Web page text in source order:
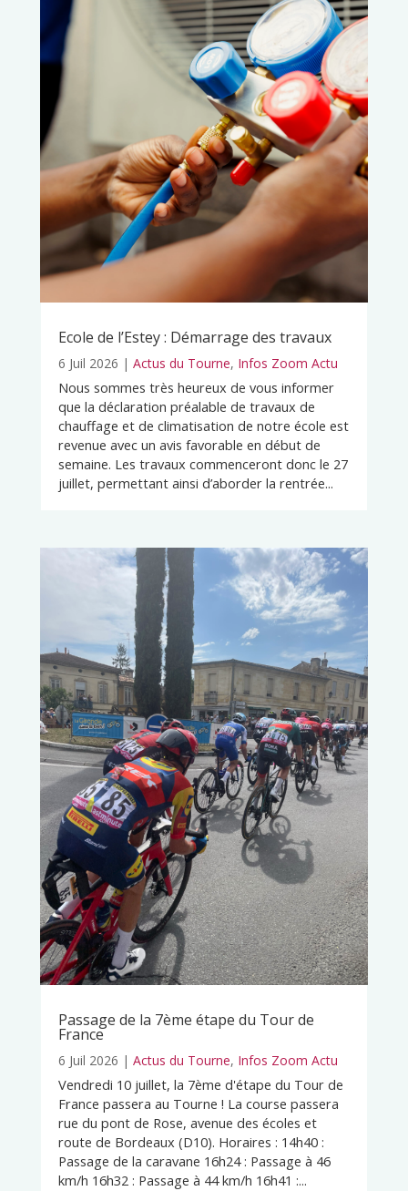
Ecole de l’Estey : Démarrage des travaux
6 Juil 2026 | Actus du Tourne, Infos Zoom Actu
Nous sommes très heureux de vous informer
que la déclaration préalable de travaux de
chauffage et de climatisation de notre école est
revenue avec un avis favorable en début de
semaine. Les travaux commenceront donc le 27
juillet, permettant ainsi d’aborder la rentrée...
Passage de la 7ème étape du Tour de
France
6 Juil 2026 | Actus du Tourne, Infos Zoom Actu
Vendredi 10 juillet, la 7ème d'étape du Tour de
France passera au Tourne ! La course passera
rue du pont de Rose, avenue des écoles et
route de Bordeaux (D10). Horaires : 14h40 :
Passage de la caravane 16h24 : Passage à 46
km/h 16h32 : Passage à 44 km/h 16h41 :...